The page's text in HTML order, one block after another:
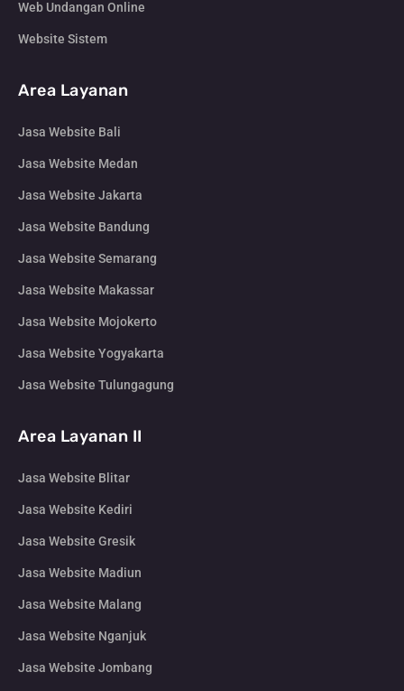
Web Undangan Online
Website Sistem
Area Layanan
Jasa Website Bali
Jasa Website Medan
Jasa Website Jakarta
Jasa Website Bandung
Jasa Website Semarang
Jasa Website Makassar
Jasa Website Mojokerto
Jasa Website Yogyakarta
Jasa Website Tulungagung
Area Layanan II
Jasa Website Blitar
Jasa Website Kediri
Jasa Website Gresik
Jasa Website Madiun
Jasa Website Malang
Jasa Website Nganjuk
Jasa Website Jombang